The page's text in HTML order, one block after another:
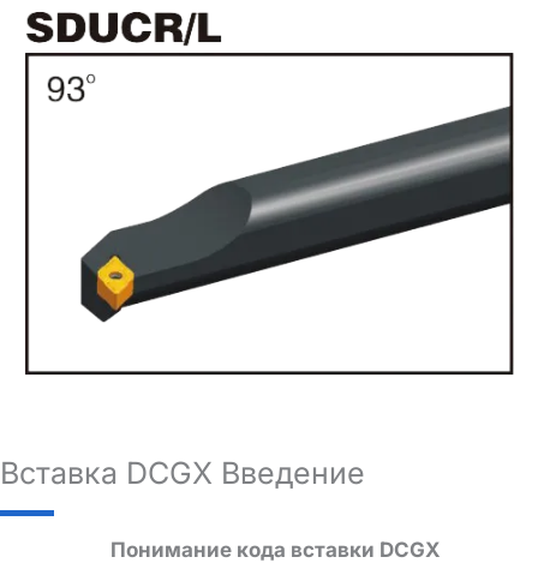
Вставка DCGX Введение
Понимание кода вставки DCGX